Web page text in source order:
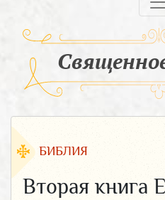
БИБЛИЯ
Вторая книга